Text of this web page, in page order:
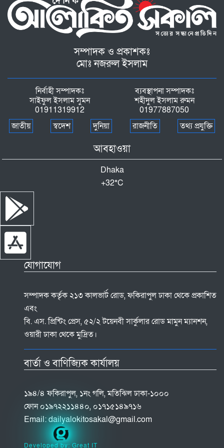
সম্পাদক ও প্রকাশকঃ
মোঃ নজরুল ইসলাম
নির্বাহী সম্পাদকঃ
সাইফুল ইসলাম সুমন
01911319912
ব্যবস্থাপনা সম্পাদকঃ
শহীদুল ইসলাম রুমন
01977887050
জাতীয়
স্বদেশ দুনিয়া রাজনীতি তথ্য প্রযুক্তি
আবহাওয়া
Dhaka
+32°C
যোগাযোগ
সম্পাদক কর্তৃক ২১৩ কালভার্ট রোড, ফকিরাপুল ঢাকা থেকে প্রকাশিত
এবং
বি. এস. প্রিন্টিং প্রেস, ৫২/২ টয়েনবী সার্কুলার রোড মামুন ম্যানশন,
ওয়ারী ঢাকা থেকে মুদ্রিত।
বার্তা ও বাণিজ্যিক কার্যালয়
১৯৪/৪ ফকিরাপুল, ১নং গলি, মতিঝিল ঢাকা-১০০০
ফোন ০১৯৭২২১১৪৪০, ০১৭১৫১৪৯৭১৬
Email:dailyalokitosakal@gmail.com
Developed by: Great IT